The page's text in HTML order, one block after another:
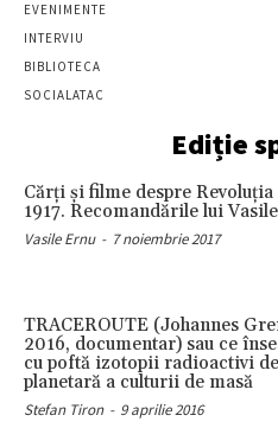
EVENIMENTE
INTERVIU
BIBLIOTECA
SOCIALATAC
Ediție
Cărţi şi filme despre
1917. Recomandările lui
Vasile Ernu - 7 noiembrie 2017
TRACEROUTE (Johannes
2016, documentar) sau ce
cu poftă izotopii radioactivi
planetară a culturii de masă
Stefan Tiron - 9 aprilie 2016